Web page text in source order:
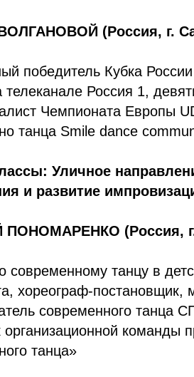
(Россия, г.
победитель Кубка
телеканале Россия 1,
Чемпионата Европы
танца Smile dance
Уличное
и развитие
(Россия, г.
современному танцу в
хореограф-постановщик,
современного танца
организационной команды
танца»